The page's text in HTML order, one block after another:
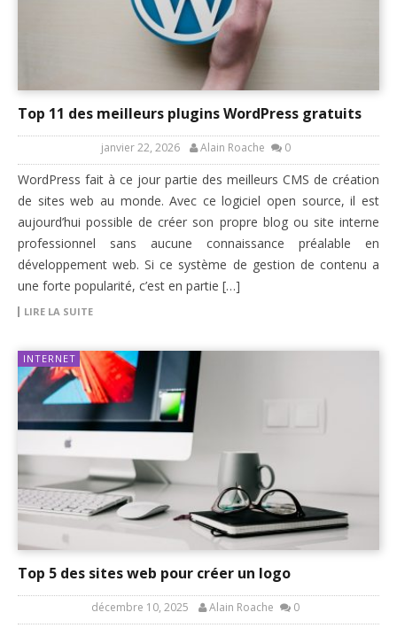
Top 11 des meilleurs plugins WordPress gratuits
janvier 22, 2026 Alain Roache 0
WordPress fait à ce jour partie des meilleurs CMS de création
de sites web au monde. Avec ce logiciel open source, il est
aujourd’hui possible de créer son propre blog ou site interne
professionnel sans aucune connaissance préalable en
développement web. Si ce système de gestion de contenu a
une forte popularité, c’est en partie […]
LIRE LA SUITE
INTERNET
Top 5 des sites web pour créer un logo
décembre 10, 2025 Alain Roache 0